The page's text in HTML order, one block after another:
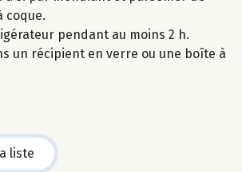
coque.
pendant au moins 2 h.
un récipient en verre ou une boîte à
liste